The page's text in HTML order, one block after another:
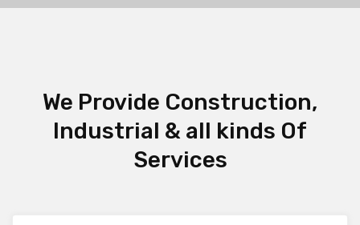
We Provide Construction,
Industrial & all kinds Of
Services